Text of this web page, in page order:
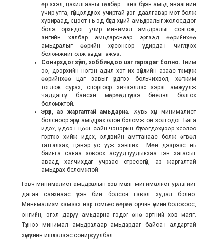
өр зээл, цахилгааны төлбөр... энэ бүхэн амьд яваагийн
учир утга, гүйцэлдүүлэх учиртай үүрэг даалгавар мэт болж
хувираад, эцэст нь эд бүгд хүний амьдралыг жолооддог
болж орхидог учир минимал амьдралыг сонгож,
энгийн хялбар амьдарснаар эргээд өөрийнхөө
амьдралыг өөрийн хүссэнээр удирдан чиглүүлэх
боломжийг олж авдаг ажээ.
Сонирхдог зүйл, хоббиндоо цаг гаргадаг болно.Тийм
ээ, дээрхийн нэгэн адил хэт их зүйлийн араас тэмүүлж
өөрийнхөө цаг завыг үрдгээ больчихвол, хөгжим
тоглож сурах, спортоор хичээллэх зэрэг амжуулж
чаддаггүй байсан мөрөөдлүүдээ биелэл болгох
боломжтой.
Эрүүл, аз жаргалтай амьдарна.Хувь хүн минималист
болсноор эрүүл амьдрах олон боломжтой золгодог. Бага
идэх, үндсэн цөөн-сайн чанарын бүтээгдэхүүнээр хоолоо
гэртээ хийж идэх, элдвийн амттанаас болж өгвөл
татгалзах, цэвэр ус ууж хэвших... Мөн дээрээс нь
байнга санаа зовоох асуудлуудынхаа тэн хагасыг
аваад хаячихдаг учраас стрессгүй, аз жаргалтай
амьдрах боломжтой.
Гэвч минималист амьдралын хэв маяг минималист урлагийг
даган саяхнаас үүсэн бий болсон гэвэл худал болно.
Минимализм хэмээх нэр томьёо өөрөө орчин үеийн болохоос,
энгийн, эгэл даруу амьдарна гэдэг өнө эртний хэв маяг.
Түүхнээ минимал амьдралаар амьдардаг байсан алдартай
хүмүүсийн ишлэлээс сонирхуулбал: